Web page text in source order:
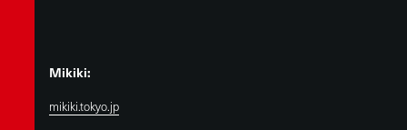
Mikiki:
mikiki.tokyo.jp